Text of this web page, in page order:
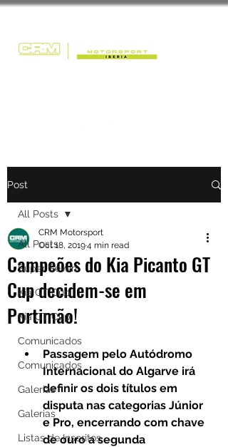
Post
All Posts
Super Seven
Kia GT Cup
Kia GT Cup
Comunicados
Comunicados
Galerias
Galerias
Listas de Inscritos
All Posts
Campeões do Kia Picanto GT
Cup decidem-se em
Portimão!
CRM Motorsport
Oct 18, 20194 min read
Passagem pelo Autódromo
Internacional do Algarve irá
definir os dois títulos em
disputa nas categorias Júnior
e Pro, encerrando com chave
de ouro a segunda